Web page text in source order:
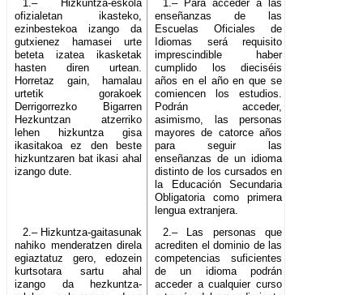
1.– Hizkuntza-eskola
ofizialetan ikasteko,
ezinbestekoa izango da
gutxienez hamasei urte
beteta izatea ikasketak
hasten diren urtean.
Horretaz gain, hamalau
urtetik gorakoek
Derrigorrezko Bigarren
Hezkuntzan atzerriko
lehen hizkuntza gisa
ikasitakoa ez den beste
hizkuntzaren bat ikasi ahal
izango dute.
1.– Para acceder a las
enseñanzas de las
Escuelas Oficiales de
Idiomas será requisito
imprescindible haber
cumplido los dieciséis
años en el año en que se
comiencen los estudios.
Podrán acceder,
asimismo, las personas
mayores de catorce años
para seguir las
enseñanzas de un idioma
distinto de los cursados en
la Educación Secundaria
Obligatoria como primera
lengua extranjera.
2.– Hizkuntza-gaitasunak
nahiko menderatzen direla
egiaztatuz gero, edozein
kurtsotara sartu ahal
izango da hezkuntza-
2.– Las personas que
acrediten el dominio de las
competencias suficientes
de un idioma podrán
acceder a cualquier curso